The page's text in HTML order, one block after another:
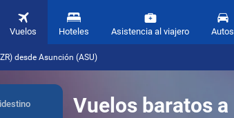
Vuelos Hoteles Asistencia al viajero Autos
desde Asunción (ASU)
Vuelos baratos a